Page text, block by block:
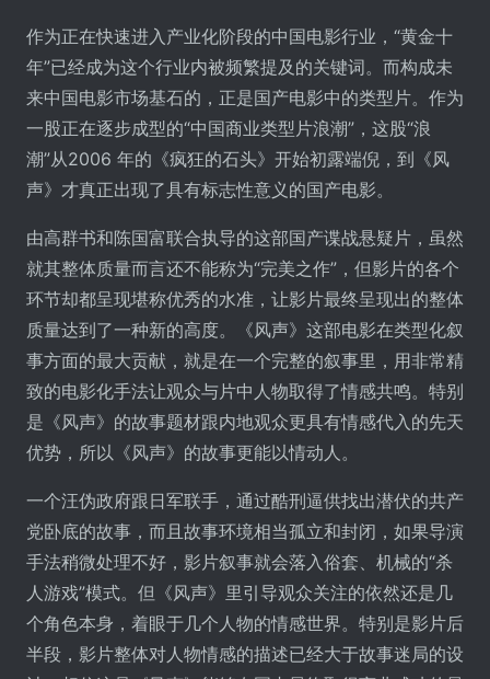
作为正在快速进入产业化阶段的中国电影行业，“黄金十
年”已经成为这个行业内被频繁提及的关键词。而构成未
来中国电影市场基石的，正是国产电影中的类型片。作为
一股正在逐步成型的“中国商业类型片浪潮”，这股“浪
潮”从2006 年的《疯狂的石头》开始初露端倪，到《风
声》才真正出现了具有标志性意义的国产电影。
由高群书和陈国富联合执导的这部国产谍战悬疑片，虽然
就其整体质量而言还不能称为“完美之作”，但影片的各个
环节却都呈现堪称优秀的水准，让影片最终呈现出的整体
质量达到了一种新的高度。《风声》这部电影在类型化叙
事方面的最大贡献，就是在一个完整的叙事里，用非常精
致的电影化手法让观众与片中人物取得了情感共鸣。特别
是《风声》的故事题材跟内地观众更具有情感代入的先天
优势，所以《风声》的故事更能以情动人。
一个汪伪政府跟日军联手，通过酷刑逼供找出潜伏的共产
党卧底的故事，而且故事环境相当孤立和封闭，如果导演
手法稍微处理不好，影片叙事就会落入俗套、机械的“杀
人游戏”模式。但《风声》里引导观众关注的依然还是几
个角色本身，着眼于几个人物的情感世界。特别是影片后
半段，影片整体对人物情感的描述已经大于故事迷局的设